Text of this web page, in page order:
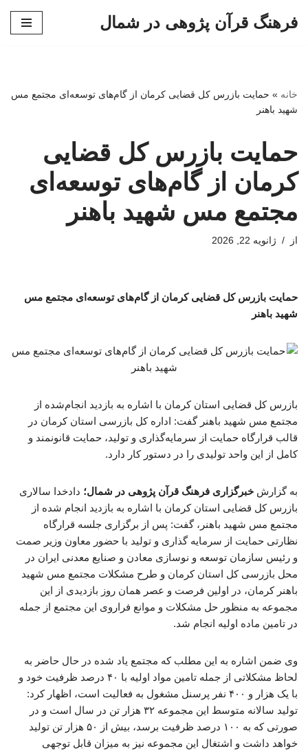
فرهنگ قرآن پژوهی در شمال
خانه » حمایت بازرس کل قضایی کرمان از گام‌های توسعه‌ای مجتمع مس
شهید باهنر
حمایت بازرس کل قضایی
کرمان از گام‌های توسعه‌ای
مجتمع مس شهید باهنر
از ژانویه 22, 2026
حمایت بازرس کل قضایی کرمان از گام‌های توسعه‌ای مجتمع مس
شهید باهنر
بازرس کل قضایی استان کرمان با اشاره به بازدید انجام‌شده از
مجتمع مس شهید باهنر گفت: اداره کل بازرسی استان کرمان در
قالب قرارگاه حمایت از سرمایه‌گذاری و تولید، حمایت قانونمند و
کامل از این واحد تولیدی را در دستور کار دارد.
به گزارش خبرگزاری فرهنگ قرآن پژوهی در شمال؛ دادخدا سالاری
بازرس کل قضایی استان کرمان با اشاره به بازدید انجام شده از
مجتمع مس شهید باهنر، گفت: پس از برگزاری جلسه قرارگاه
نظارتی حمایت از سرمایه گذاری و تولید با حضور معاون وزیر صمت
و رئیس سازمان توسعه و نوسازی معادن و صنایع معدنی ایران در
محل بازرسی کل استان کرمان و طرح مشکلات مجتمع مس شهید
باهنر کرمان، در اولین فرصت و عصر همان روز بازدیدی از این
مجموعه به منظور حل مشکلات و موانع فراروی این مجتمع از جمله
در تامین ماده اولیه انجام شد.
وی ضمن اشاره به این مطلب که مجتمع یاد شده در حال حاضر به
لحاظ مشکلاتی از جمله تامین مواد اولیه با ۴۰ درصد ظرفیت خود و
با یک هزار و ۴۰۰ نفر پرسنل مشغول به فعالیت است، اظهار کرد:
تولید سالانه متوسط این مجموعه ۳۲ هزار تن در سال است و در
صورتی که به ۱۰۰ درصد ظرفیت برسد، بیش از ۵۰ هزار تن تولید
خواهد داشت و اشتغال این مجموعه نیز به میزان قابل توجهی